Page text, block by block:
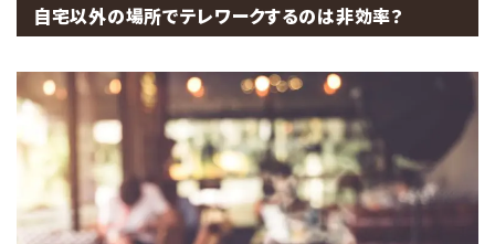
自宅以外の場所でテレワークするのは非効率？